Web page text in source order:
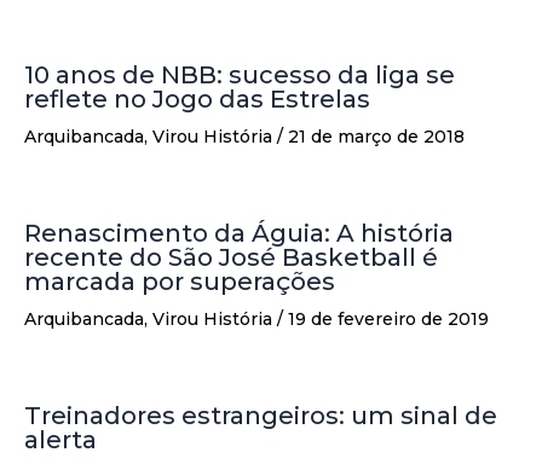
10 anos de NBB: sucesso da liga se
reflete no Jogo das Estrelas
Arquibancada, Virou História / 21 de março de 2018
Renascimento da Águia: A história
recente do São José Basketball é
marcada por superações
Arquibancada, Virou História / 19 de fevereiro de 2019
Treinadores estrangeiros: um sinal de
alerta